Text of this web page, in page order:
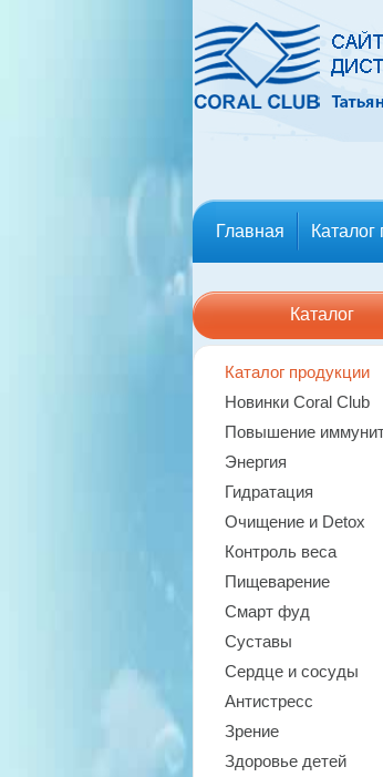
Главная Каталог
Каталог
Каталог продукции
Новинки Coral Club
Повышение
Энергия
Гидратация
Очищение и Detox
Контроль веса
Пищеварение
Смарт фуд
Суставы
Сердце и сосуды
Антистресс
Зрение
Здоровье детей